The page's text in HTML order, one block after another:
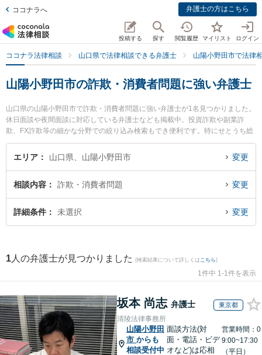
ココナラへ 弁護士の方はこちら
投稿する 探す 閲覧履歴 マイリスト ログイン
ココナラ法律相談 山口県で法律相談できる弁護士 山陽小野田市で法律
山陽小野田市の詐欺・消費者問題に強い弁護士
山口県の山陽小野田市で詐欺・消費者問題に強い弁護士が1名見つかりました。
休日面談や夜間面談に対応している弁護士なども掲載中。投資詐欺や副業詐
欺、FX詐欺等の細かな分野での絞り込み検索もでき便利です。特にせとうち総
合法律事務所の伊藤 政弘弁護士のプロフィール情報や弁護士費用、強みなどが
注目されています。『山陽小野田市で土日や夜間に発生した詐欺・消費者問題
題を法律相談できる山陽小野田市内の弁護士に相談予約したい』などでお困り
の相談者さんにおすすめです。
エリア 山口県、山陽小野田市 変更
相談内容 詐欺・消費者問題 変更
詳細条件 未選択 変更
1 人の弁護士が見つかりました (検索結果について詳しくは こちら)
1件中 1-1件を表示
坂本 尚志 弁護士 東京都
清陵法律事務所
山陽小野田
市 からも
相談受付中
面談方法(対
面・電話・ビデ
オなど)は応相
営業時間：0
9:00~17:30
（平日）